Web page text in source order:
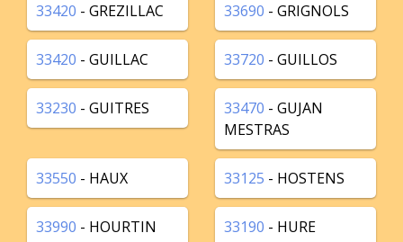
33420 - GREZILLAC 33690 - GRIGNOLS
33420 - GUILLAC 33720 - GUILLOS
33230 - GUITRES 33470 - GUJAN
MESTRAS
33550 - HAUX 33125 - HOSTENS
33990 - HOURTIN 33190 - HURE